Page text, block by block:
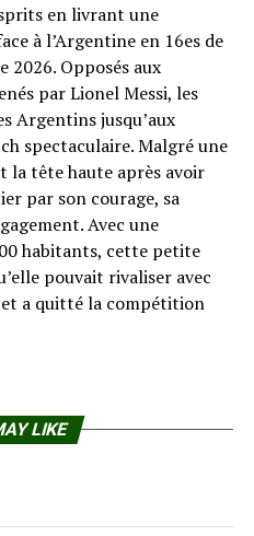
en livrant une
à l’Argentine en 16es de
2026. Opposés aux
par Lionel Messi, les
Argentins jusqu’aux
spectaculaire. Malgré une
la tête haute après avoir
par son courage, sa
Avec une
habitants, cette petite
pouvait rivaliser avec
a quitté la compétition
LIKE